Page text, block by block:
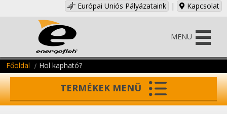
Európai Uniós Pályázataink
| Kapcsolat
MENÜ
Főoldal Hol kapható?
TERMÉKEK MENÜ